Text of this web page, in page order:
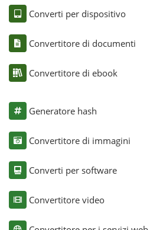
Converti per dispositivo
Convertitore di documenti
Convertitore di ebook
Generatore hash
Convertitore di immagini
Converti per software
Convertitore video